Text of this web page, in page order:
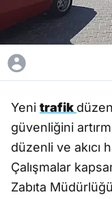
Yeni trafik
güvenliğini
düzenli ve akıcı
Çalışmalar
Zabıta